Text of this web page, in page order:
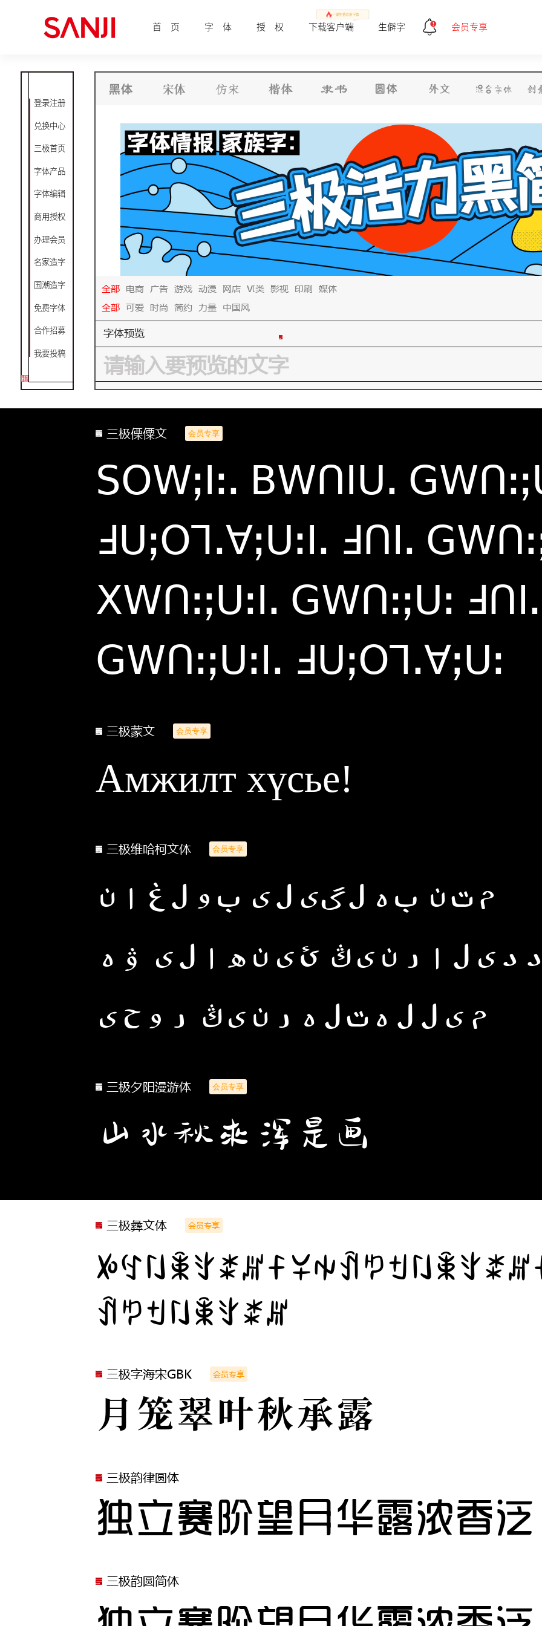
首 页 字 体 授 权
一健免费试用字体
下载客户端 生僻字 会员专享
登录注册
兑换中心
三极首页
字体产品
字体编辑
商用授权
办理会员
名家造字
国潮造字
免费字体
合作招募
我要投稿
全部 电商 广告 游戏 动漫 网店 VI类 影视 印刷 媒体
全部 可爱 时尚 简约 力量 中国风
字体预览
三极傈僳文 会员专享
ꓢꓳꓪꓼꓲꓽꓸ ꓐꓪꓵꓲꓴꓸ
ꓞꓴꓼꓳꓶꓸꓯꓼꓴꓽꓲꓸ ꓞꓵꓲꓸ
ꓫꓪꓵꓽꓼꓴꓽꓲꓸ ꓖꓪꓵꓽꓼꓴꓽ
ꓖꓪꓵꓽꓼꓴꓽꓲꓸ ꓞꓴꓼꓳꓶꓸꓯꓼꓴꓽ
三极蒙文 会员专享
Амжилт хүсье!
三极维哈柯文体 会员专享
متن بەلگىلى بولغان
ئىنھالى ۋە
مىللەتلەرنىڭ روحى
三极夕阳漫游体 会员专享
山水秋来浑是画
三极彝文体 会员专享
ꀉꑳꉬꇁꉚꇬꊨꏦ
三极字海宋GBK 会员专享
月笼翠叶秋承露
三极韵律圆体
独立赛阶望月华露浓香泛
三极韵圆简体